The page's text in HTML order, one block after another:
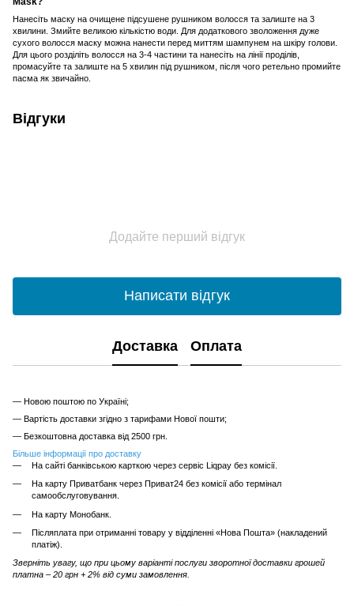
Нанесіть маску на очищене підсушене рушником волосся та залиште на 3
хвилини. Змийте великою кількістю води. Для додаткового зволоження дуже
сухого волосся маску можна нанести перед миттям шампунем на шкіру голови.
Для цього розділіть волосся на 3-4 частини та нанесіть на лінії проділів,
промасуйте та залиште на 5 хвилин під рушником, після чого ретельно промийте
пасма як звичайно.
Відгуки
Додайте перший відгук
Написати відгук
Доставка Оплата
— Новою поштою по Україні;
— Вартість доставки згідно з тарифами Нової пошти;
— Безкоштовна доставка від 2500 грн.
Більше інформації про доставку
На сайті банківською карткою через сервіс Liqpay без комісії.
На карту Приватбанк через Приват24 без комісії або термінал
самообслуговування.
На карту Монобанк.
Післяплата при отриманні товару у відділенні «Нова Пошта» (накладений
платіж).
Зверніть увагу, що при цьому варіанті послуги зворотної доставки грошей
платна – 20 грн + 2% від суми замовлення.